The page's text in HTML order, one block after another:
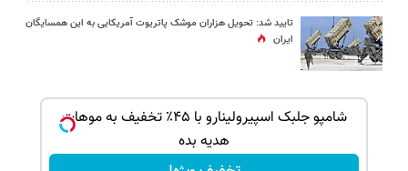
تایید شد: تحویل هزاران موشک پاتریوت آمریکایی به این همسایگان
ایران
شامپو جلبک اسپیرولینارو با ۴۵٪ تخفیف به موهات
هدیه بده